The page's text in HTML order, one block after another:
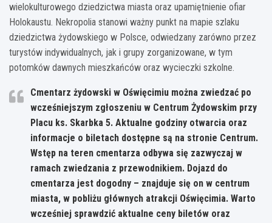
wielokulturowego dziedzictwa miasta oraz upamiętnienie ofiar
Holokaustu. Nekropolia stanowi ważny punkt na mapie szlaku
dziedzictwa żydowskiego w Polsce, odwiedzany zarówno przez
turystów indywidualnych, jak i grupy zorganizowane, w tym
potomków dawnych mieszkańców oraz wycieczki szkolne.
Cmentarz żydowski w Oświęcimiu można zwiedzać po
wcześniejszym zgłoszeniu w Centrum Żydowskim przy
Placu ks. Skarbka 5. Aktualne godziny otwarcia oraz
informacje o biletach dostępne są na stronie Centrum.
Wstęp na teren cmentarza odbywa się zazwyczaj w
ramach zwiedzania z przewodnikiem. Dojazd do
cmentarza jest dogodny – znajduje się on w centrum
miasta, w pobliżu głównych atrakcji Oświęcimia. Warto
wcześniej sprawdzić aktualne ceny biletów oraz